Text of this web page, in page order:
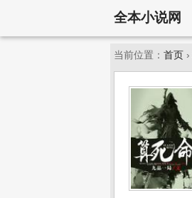
全本小说网
当前位置： 首页 ›